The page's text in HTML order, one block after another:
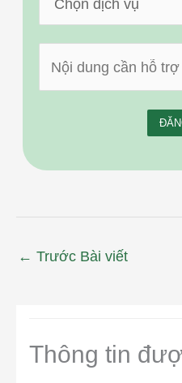
← Trước Bài viết
Thông tin